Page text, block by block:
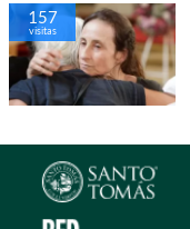
157
visitas